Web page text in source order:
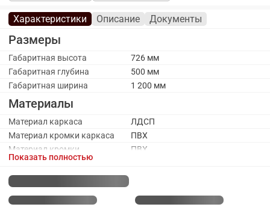
Характеристики Описание Документы
Размеры
Габаритная высота
726 мм
Габаритная глубина
500 мм
Габаритная ширина
1 200 мм
Материалы
Материал каркаса
ЛДСП
Материал кромки каркаса
ПВХ
Материал кромки
столешницы
ПВХ
Каркас
Показать полностью